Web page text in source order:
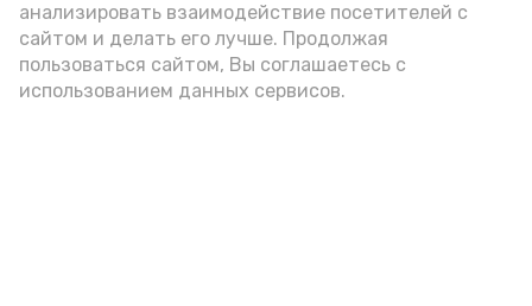
анализировать взаимодействие посетителей с
сайтом и делать его лучше. Продолжая
пользоваться сайтом, Вы соглашаетесь с
использованием данных сервисов.
А24 в MAX А24 в Вконтакте